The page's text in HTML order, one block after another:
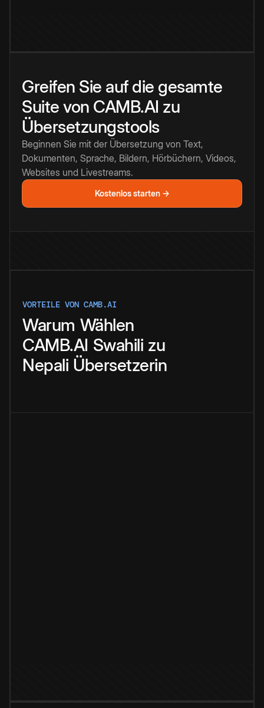
Greifen Sie auf die gesamte
Suite von CAMB.AI zu
Übersetzungstools
Beginnen Sie mit der Übersetzung von Text,
Dokumenten, Sprache, Bildern, Hörbüchern, Videos,
Websites und Livestreams.
Kostenlos starten →
VORTEILE VON CAMB.AI
Warum Wählen
CAMB.AI Swahili zu
Nepali Übersetzerin